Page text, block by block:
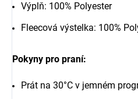
Výplň: 100% Polyester
Fleecová výstelka: 100%
Pokyny pro praní:
Prát na 30°C v jemném